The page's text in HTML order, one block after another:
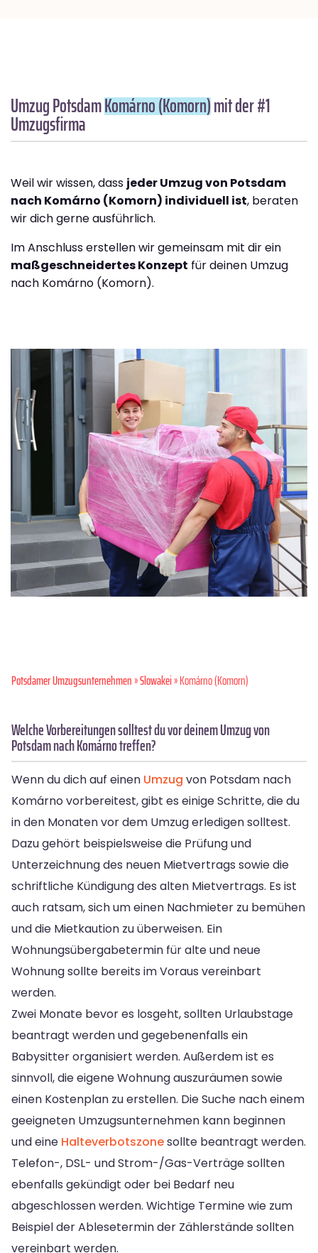
Umzug PotsdamKomárno (Komorn)mit der #1
Umzugsfirma
Weil wir wissen, dass jeder Umzug von Potsdam
nach Komárno (Komorn) individuell ist, beraten
wir dich gerne ausführlich.
Im Anschluss erstellen wir gemeinsam mit dir ein
maßgeschneidertes Konzept für deinen Umzug
nach Komárno (Komorn).
Potsdamer Umzugsunternehmen»Slowakei» Komárno (Komorn)
Welche Vorbereitungen solltest du vor deinem Umzug von
Potsdam nach Komárno treffen?
Wenn du dich auf einen Umzug von Potsdam nach
Komárno vorbereitest, gibt es einige Schritte, die du
in den Monaten vor dem Umzug erledigen solltest.
Dazu gehört beispielsweise die Prüfung und
Unterzeichnung des neuen Mietvertrags sowie die
schriftliche Kündigung des alten Mietvertrags. Es ist
auch ratsam, sich um einen Nachmieter zu bemühen
und die Mietkaution zu überweisen. Ein
Wohnungsübergabetermin für alte und neue
Wohnung sollte bereits im Voraus vereinbart
werden.
Zwei Monate bevor es losgeht, sollten Urlaubstage
beantragt werden und gegebenenfalls ein
Babysitter organisiert werden. Außerdem ist es
sinnvoll, die eigene Wohnung auszuräumen sowie
einen Kostenplan zu erstellen. Die Suche nach einem
geeigneten Umzugsunternehmen kann beginnen
und eine Halteverbotszonesollte beantragt werden.
Telefon-, DSL- und Strom-/Gas-Verträge sollten
ebenfalls gekündigt oder bei Bedarf neu
abgeschlossen werden. Wichtige Termine wie zum
Beispiel der Ablesetermin der Zählerstände sollten
vereinbart werden.